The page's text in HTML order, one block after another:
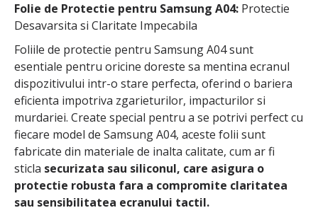
Folie de Protectie pentru Samsung A04: Protectie
Desavarsita si Claritate Impecabila
Foliile de protectie pentru Samsung A04 sunt
esentiale pentru oricine doreste sa mentina ecranul
dispozitivului intr-o stare perfecta, oferind o bariera
eficienta impotriva zgarieturilor, impacturilor si
murdariei. Create special pentru a se potrivi perfect cu
fiecare model de Samsung A04, aceste folii sunt
fabricate din materiale de inalta calitate, cum ar fi
sticla securizata sau siliconul, care asigura o
protectie robusta fara a compromite claritatea
sau sensibilitatea ecranului tactil.